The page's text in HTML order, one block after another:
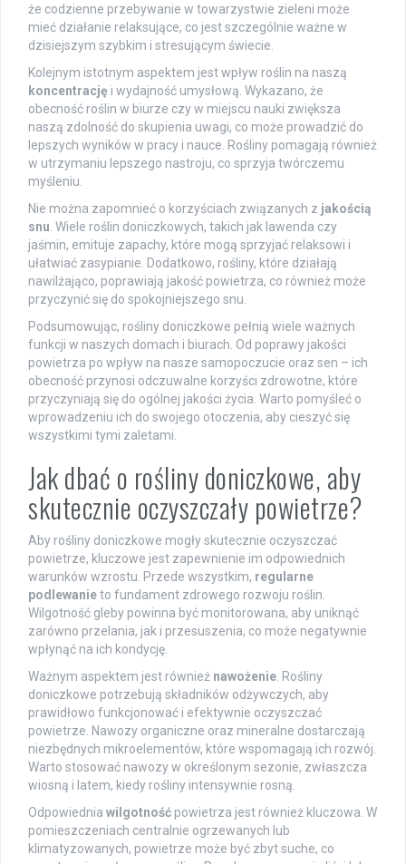
że codzienne przebywanie w towarzystwie zieleni może
mieć działanie relaksujące, co jest szczególnie ważne w
dzisiejszym szybkim i stresującym świecie.
Kolejnym istotnym aspektem jest wpływ roślin na naszą
koncentrację i wydajność umysłową. Wykazano, że
obecność roślin w biurze czy w miejscu nauki zwiększa
naszą zdolność do skupienia uwagi, co może prowadzić do
lepszych wyników w pracy i nauce. Rośliny pomagają również
w utrzymaniu lepszego nastroju, co sprzyja twórczemu
myśleniu.
Nie można zapomnieć o korzyściach związanych z jakością
snu. Wiele roślin doniczkowych, takich jak lawenda czy
jaśmin, emituje zapachy, które mogą sprzyjać relaksowi i
ułatwiać zasypianie. Dodatkowo, rośliny, które działają
nawilżająco, poprawiają jakość powietrza, co również może
przyczynić się do spokojniejszego snu.
Podsumowując, rośliny doniczkowe pełnią wiele ważnych
funkcji w naszych domach i biurach. Od poprawy jakości
powietrza po wpływ na nasze samopoczucie oraz sen – ich
obecność przynosi odczuwalne korzyści zdrowotne, które
przyczyniają się do ogólnej jakości życia. Warto pomyśleć o
wprowadzeniu ich do swojego otoczenia, aby cieszyć się
wszystkimi tymi zaletami.
Jak dbać o rośliny doniczkowe, aby
skutecznie oczyszczały powietrze?
Aby rośliny doniczkowe mogły skutecznie oczyszczać
powietrze, kluczowe jest zapewnienie im odpowiednich
warunków wzrostu. Przede wszystkim, regularne
podlewanieto fundament zdrowego rozwoju roślin.
Wilgotność gleby powinna być monitorowana, aby uniknąć
zarówno przelania, jak i przesuszenia, co może negatywnie
wpłynąć na ich kondycję.
Ważnym aspektem jest również nawożenie. Rośliny
doniczkowe potrzebują składników odżywczych, aby
prawidłowo funkcjonować i efektywnie oczyszczać
powietrze. Nawozy organiczne oraz mineralne dostarczają
niezbędnych mikroelementów, które wspomagają ich rozwój.
Warto stosować nawozy w określonym sezonie, zwłaszcza
wiosną i latem, kiedy rośliny intensywnie rosną.
Odpowiednia wilgotność powietrza jest również kluczowa. W
pomieszczeniach centralnie ogrzewanych lub
klimatyzowanych, powietrze może być zbyt suche, co